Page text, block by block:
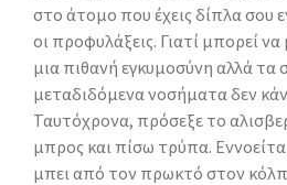
στο άτομο που έχεις δίπλα σου
οι προφυλάξεις. Γιατί μπορεί να
μια πιθανή εγκυμοσύνη αλλά τα
μεταδιδόμενα νοσήματα δεν
Ταυτόχρονα, πρόσεξε το
μπρος και πίσω τρύπα.
μπει από τον πρωκτό στον